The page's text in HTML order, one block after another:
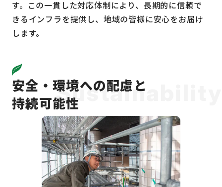
す。この一貫した対応体制により、長期的に信頼で
きるインフラを提供し、地域の皆様に安心をお届け
します。
安全・環境への配慮と
持続可能性Sustainability